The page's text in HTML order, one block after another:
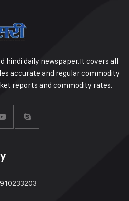
hindi daily newspaper.It covers all
accurate and regular commodity
reports and commodity rates.